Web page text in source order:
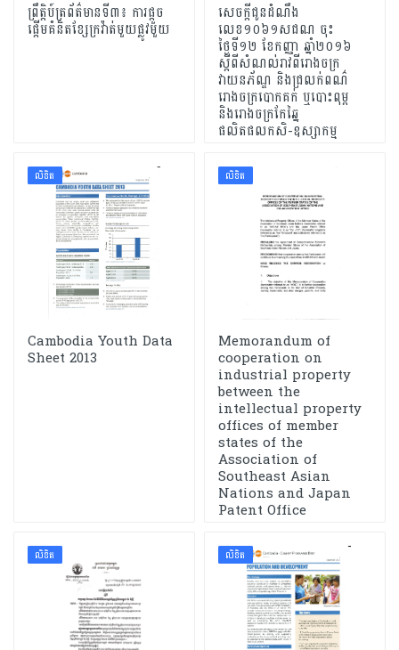
ព្រឹត្តិប៍ត្រព័ត៌មានទី៣៖​ ការផ្តួច
ផ្តើមគំនិតខ្សែក្រវ៉ាត់មួយផ្លូវមួយ
សេចក្តីជូនដំណឹង
លេខ១០៦១សជណ ចុះ
ថ្ងៃទី១២ ខែកញ្ញា ឆ្នាំ២០១៦
ស្តីពីសំណល់រាវពីរោងចក្រ
វាយនភ័ណ្ឌ និងជ្រលក់ពណ៌
រោងចក្របោកគក់ ឬបោះពុម្ព
និងរោងចក្រកែឆ្នៃ
ផលិតផលកសិ-ឧស្សាកម្ម
លិខិត
Cambodia Youth Data
Sheet 2013
លិខិត
Memorandum of
cooperation on
industrial property
between the
intellectual property
offices of member
states of the
Association of
Southeast Asian
Nations and Japan
Patent Office
លិខិត លិខិត